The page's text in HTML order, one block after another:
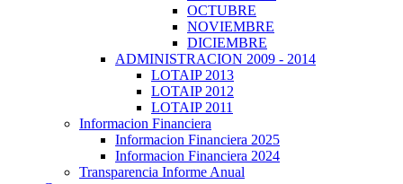
OCTUBRE
NOVIEMBRE
DICIEMBRE
ADMINISTRACION 2009 - 2014
LOTAIP 2013
LOTAIP 2012
LOTAIP 2011
Informacion Financiera
Informacion Financiera 2025
Informacion Financiera 2024
Transparencia Informe Anual